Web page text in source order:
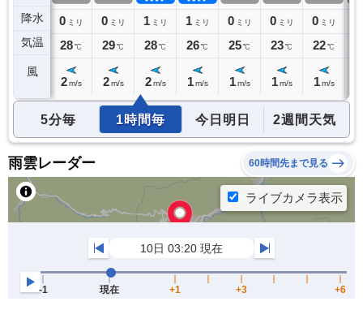
降水
気温
風
0ミリ
29℃
0 ミリ
28℃
2 m/s
0 ミリ
29℃
2 m/s
1 ミリ
28℃
2 m/s
1 ミリ
26℃
1 m/s
0 ミリ
25℃
1 m/s
0 ミリ
23℃
1 m/s
0 ミリ
22℃
1 m/s
5分毎 1時間毎 今日明日 2週間天気
雨雲レーダー 60時間先まで見る